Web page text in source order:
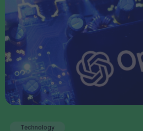
Technology